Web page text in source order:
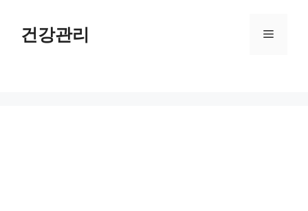
건강관리 메